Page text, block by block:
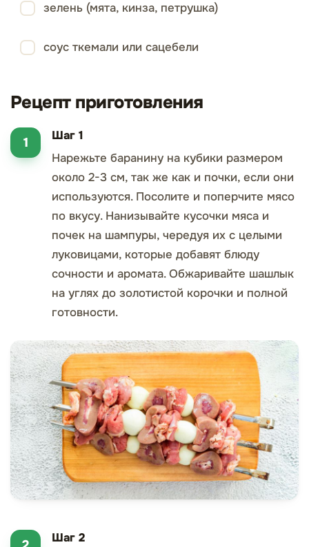
зелень (мята, кинза, петрушка)
соус ткемали или сацебели
Рецепт приготовления
Шаг 1
Нарежьте баранину на кубики размером
около 2-3 см, так же как и почки, если они
используются. Посолите и поперчите мясо
по вкусу. Нанизывайте кусочки мяса и
почек на шампуры, чередуя их с целыми
луковицами, которые добавят блюду
сочности и аромата. Обжаривайте шашлык
на углях до золотистой корочки и полной
готовности.
Шаг 2